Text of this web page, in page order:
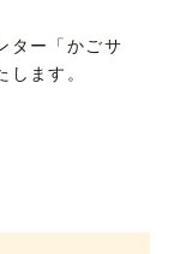
ター「かごサ
ます。